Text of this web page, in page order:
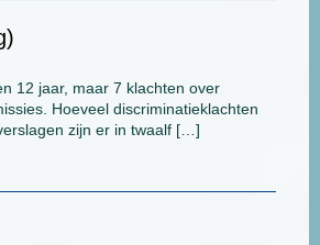
12 jaar, maar 7 klachten over
Hoeveel discriminatieklachten
zijn er in twaalf […]